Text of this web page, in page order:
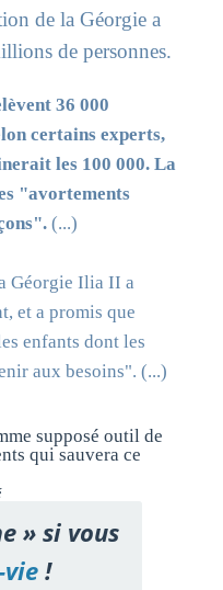
de la Géorgie a
de personnes.
36 000
certains experts,
les 100 000. La
"avortements
(...)
Géorgie Ilia II a
et a promis que
enfants dont les
aux besoins". (...)
supposé outil de
qui sauvera ce
» si vous
!